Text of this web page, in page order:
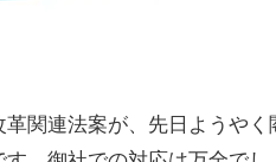
関連法案が、先日ようや